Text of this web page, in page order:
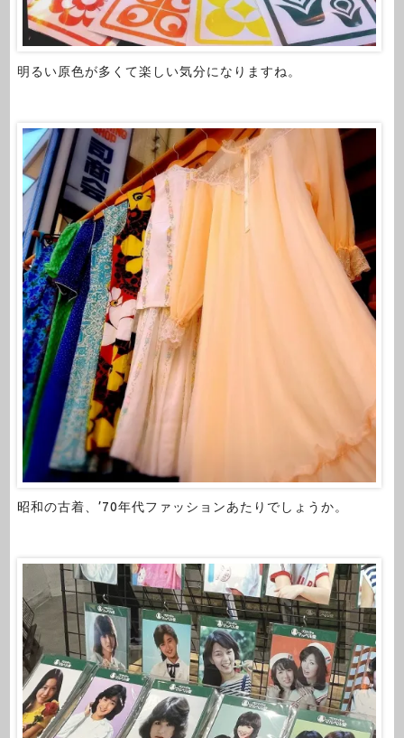
明るい原色が多くて楽しい気分になりますね。
昭和の古着、’70年代ファッションあたりでしょうか。